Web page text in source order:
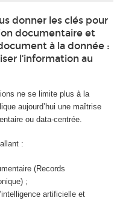
donner les clés pour
documentaire et
à la donnée :
l’information au
ne se limite plus à la
aujourd’hui une maîtrise
ou data-centrée.
:
(Records
;
artificielle et